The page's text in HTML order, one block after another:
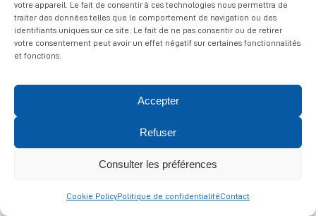
votre appareil. Le fait de consentir à ces technologies nous permettra de
traiter des données telles que le comportement de navigation ou des
identifiants uniques sur ce site. Le fait de ne pas consentir ou de retirer
votre consentement peut avoir un effet négatif sur certaines fonctionnalités
et fonctions.
Accepter
Refuser
Consulter les préférences
Cookie PolicyPolitique de confidentialitéContact
© 2026 ALIS | All rights reserved
légales